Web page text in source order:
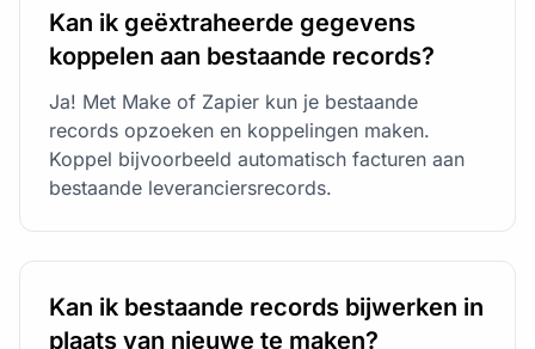
Kan ik geëxtraheerde gegevens
koppelen aan bestaande records?
Ja! Met Make of Zapier kun je bestaande
records opzoeken en koppelingen maken.
Koppel bijvoorbeeld automatisch facturen aan
bestaande leveranciersrecords.
Kan ik bestaande records bijwerken in
plaats van nieuwe te maken?